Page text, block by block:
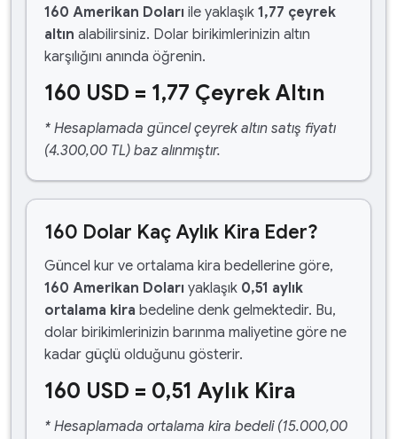
160 Amerikan Doları ile yaklaşık 1,77 çeyrek
altın alabilirsiniz. Dolar birikimlerinizin altın
karşılığını anında öğrenin.
160 USD = 1,77 Çeyrek Altın
* Hesaplamada güncel çeyrek altın satış fiyatı
(4.300,00 TL) baz alınmıştır.
160 Dolar Kaç Aylık Kira Eder?
Güncel kur ve ortalama kira bedellerine göre,
160 Amerikan Doları yaklaşık 0,51 aylık
ortalama kira bedeline denk gelmektedir. Bu,
dolar birikimlerinizin barınma maliyetine göre ne
kadar güçlü olduğunu gösterir.
160 USD = 0,51 Aylık Kira
* Hesaplamada ortalama kira bedeli (15.000,00